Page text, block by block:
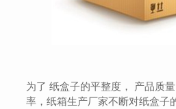
为了 纸盒子的平整度， 产品质
率，纸箱生产厂家不断对纸盒子